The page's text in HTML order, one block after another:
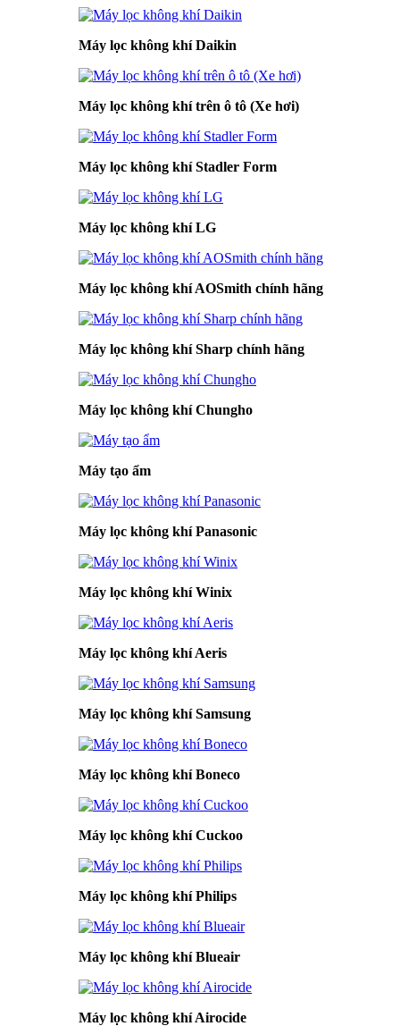
Máy lọc không khí Daikin
Máy lọc không khí trên ô tô (Xe hơi)
Máy lọc không khí Stadler Form
Máy lọc không khí LG
Máy lọc không khí AOSmith chính hãng
Máy lọc không khí Sharp chính hãng
Máy lọc không khí Chungho
Máy tạo ẩm
Máy lọc không khí Panasonic
Máy lọc không khí Winix
Máy lọc không khí Aeris
Máy lọc không khí Samsung
Máy lọc không khí Boneco
Máy lọc không khí Cuckoo
Máy lọc không khí Philips
Máy lọc không khí Blueair
Máy lọc không khí Airocide